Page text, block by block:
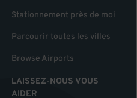
Stationnement près de moi
Parcourir toutes les villes
Browse Airports
LAISSEZ-NOUS VOUS
AIDER